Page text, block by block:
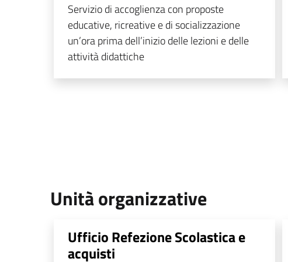
Servizio di accoglienza con proposte
educative, ricreative e di socializzazione
un’ora prima dell’inizio delle lezioni e delle
attività didattiche
Unità organizzative
Ufficio Refezione Scolastica e
acquisti